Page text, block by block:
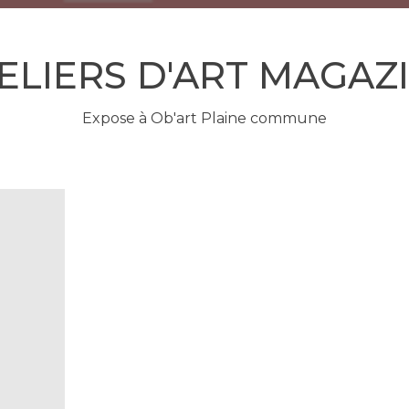
D'ART
Expose à Ob'art Plaine commune